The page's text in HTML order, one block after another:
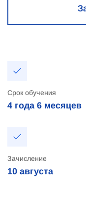
Срок обучения
4 года 6 месяцев
Зачисление
10 августа